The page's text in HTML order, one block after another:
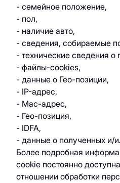
Подарки и
сувениры
- семейное положение,
- пол,
- наличие авто,
- сведения, собираемые
- технические сведения о
- файлы-cookies,
- данные о Гео-позиции,
- IP-адрес,
- Mac-адрес,
- Гео-позиция,
- IDFA,
- данные о полученных и/
Более подробная
cookie постоянно
отношении обработки